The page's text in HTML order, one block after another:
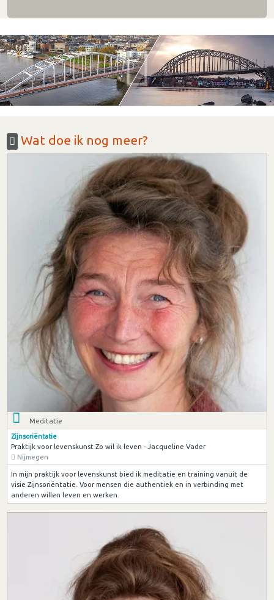
Wat doe ik nog meer?
Meditatie
Zijnsoriëntatie
Praktijk voor levenskunst Zo wil ik leven - Jacqueline Vader
Nijmegen
In mijn praktijk voor levenskunst bied ik meditatie en training vanuit de
visie Zijnsoriëntatie. Voor mensen die authentiek en in verbinding met
anderen willen leven en werken.